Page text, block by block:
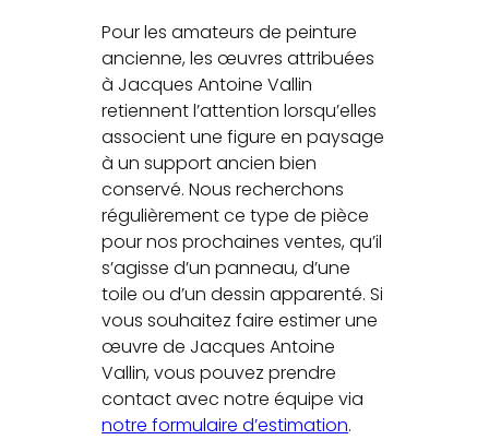
Pour les amateurs de peinture
ancienne, les œuvres attribuées
à Jacques Antoine Vallin
retiennent l’attention lorsqu’elles
associent une figure en paysage
à un support ancien bien
conservé. Nous recherchons
régulièrement ce type de pièce
pour nos prochaines ventes, qu’il
s’agisse d’un panneau, d’une
toile ou d’un dessin apparenté. Si
vous souhaitez faire estimer une
œuvre de Jacques Antoine
Vallin, vous pouvez prendre
contact avec notre équipe via
notre formulaire d’estimation.